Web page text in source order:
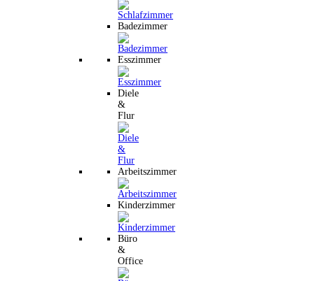
Badezimmer
Esszimmer
Diele
&
Flur
Arbeitszimmer
Kinderzimmer
Büro
&
Office